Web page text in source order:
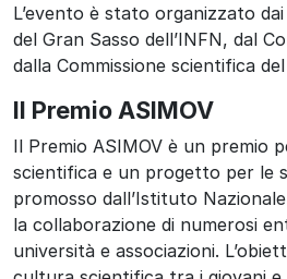
L’evento è stato organizzato
del Gran Sasso dell’INFN, dal
dalla Commissione scientifica
Il Premio ASIMOV
Il Premio ASIMOV è un premio
scientifica e un progetto per le
promosso dall’Istituto
la collaborazione di numerosi
università e associazioni.